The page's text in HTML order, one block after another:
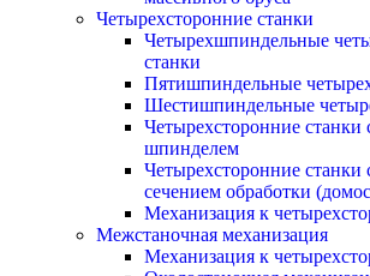
Четырехсторонние станки
Четырехшпиндельные
станки
Пятишпиндельные
Шестишпиндельные
Четырехсторонние станки
шпинделем
Четырехсторонние
сечением обработки
Механизация к
Межстаночная механизация
Механизация к